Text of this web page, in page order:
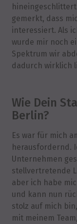
gemerkt, dass
interessiert. Als
wurde mir noch
Spektrum wir
dadurch wirklich
Wie Dein
Berlin?
Es war für mich
herausfordernd.
Unternehmen
stellvertretende
aber ich habe
und kann nun
stolz auf mich
mit meinem